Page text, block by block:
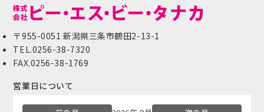
〒955-0051 新潟県三条市鶴田2-13-1
TEL.0256-38-7320
FAX.0256-38-1769
営業日について